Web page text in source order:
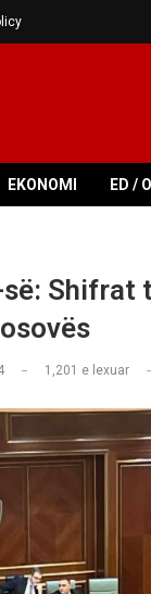
EKONOMI ED /
së:
1,201 e lexuar